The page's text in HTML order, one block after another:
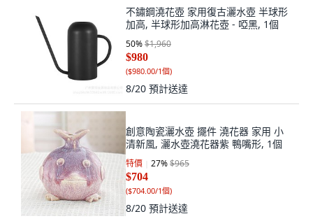
不鏽鋼澆花壺 家用復古灑水壺 半球形
加高, 半球形加高淋花壺 - 啞黑, 1個
50%$1,960
$980
($980.00/1個)
8/20 預計送達
創意陶瓷灑水壺 擺件 澆花器 家用 小
清新風, 灑水壺澆花器紫 鴨嘴形, 1個
特價 27%$965
$704
($704.00/1個)
8/20 預計送達